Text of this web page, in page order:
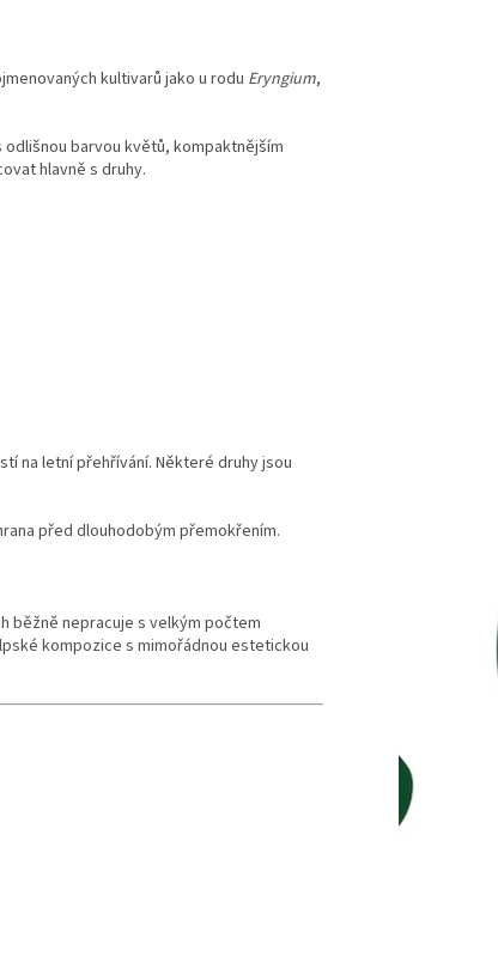
kultivarů jako u rodu Eryngium,
barvou květů, kompaktnějším
hlavně s druhy.
na letní přehřívání. Některé druhy jsou
před dlouhodobým přemokřením.
běžně nepracuje s velkým počtem
kompozice s mimořádnou estetickou